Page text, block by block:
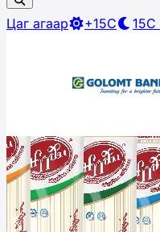
Цаг агаар +15C 15C